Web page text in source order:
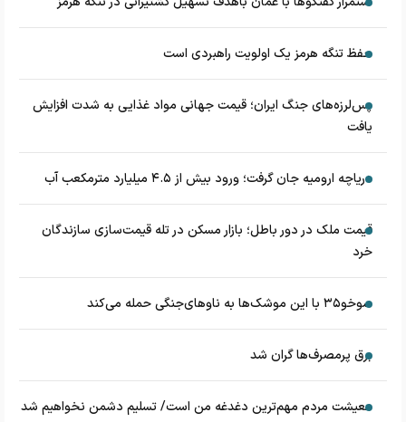
حفظ تنگه هرمز یک اولویت راهبردی است
پس‌لرزه‌های جنگ ایران؛ قیمت جهانی مواد غذایی به شدت افزایش
یافت
دریاچه ارومیه جان گرفت؛ ورود بیش از ۴.۵ میلیارد مترمکعب آب
قیمت ملک در دور باطل؛ بازار مسکن در تله قیمت‌سازی سازندگان
خرد
سوخو۳۵ با این موشک‌ها به ناوهای‌جنگی حمله می‌کند
برق پرمصرف‌ها گران شد
معیشت مردم مهم‌ترین دغدغه من است/ تسلیم دشمن نخواهیم شد